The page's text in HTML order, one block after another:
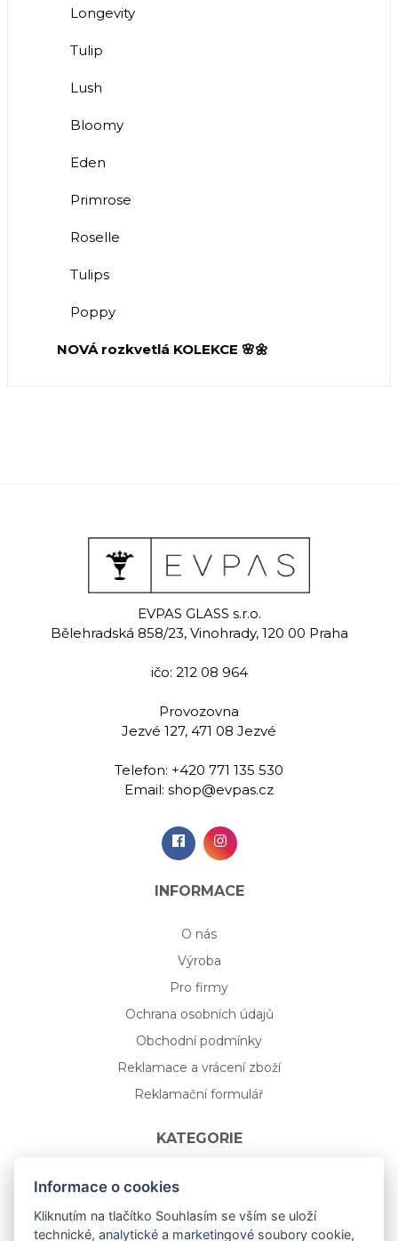
Longevity
Tulip
Lush
Bloomy
Eden
Primrose
Roselle
Tulips
Poppy
NOVÁ rozkvetlá KOLEKCE 🌸🌼
EVPAS GLASS s.r.o.
Bělehradská 858/23, Vinohrady, 120 00 Praha
ičo: 212 08 964
Provozovna
Jezvé 127, 471 08 Jezvé
Telefon: +420 771 135 530
Email: shop@evpas.cz
INFORMACE
O nás
Výroba
Pro firmy
Ochrana osobních údajů
Obchodní podmínky
Reklamace a vrácení zboží
Reklamační formulář
KATEGORIE
Nápojové sklo
Bydlení
Dárkový poukaz na míru
Informace o cookies
Kliknutím na tlačítko Souhlasím se vším se uloží
technické, analytické a marketingové soubory cookie,